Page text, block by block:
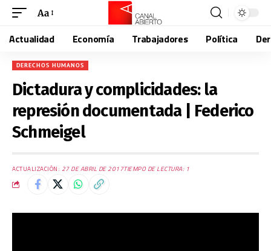
Aa
Actualidad Economía Trabajadores Política
DERECHOS HUMANOS
Dictadura y complicidades: la
represión documentada | Federico
Schmeigel
ACTUALIZACIÓN: 27 DE ABRIL DE 2017TIEMPO DE LECTURA: 1